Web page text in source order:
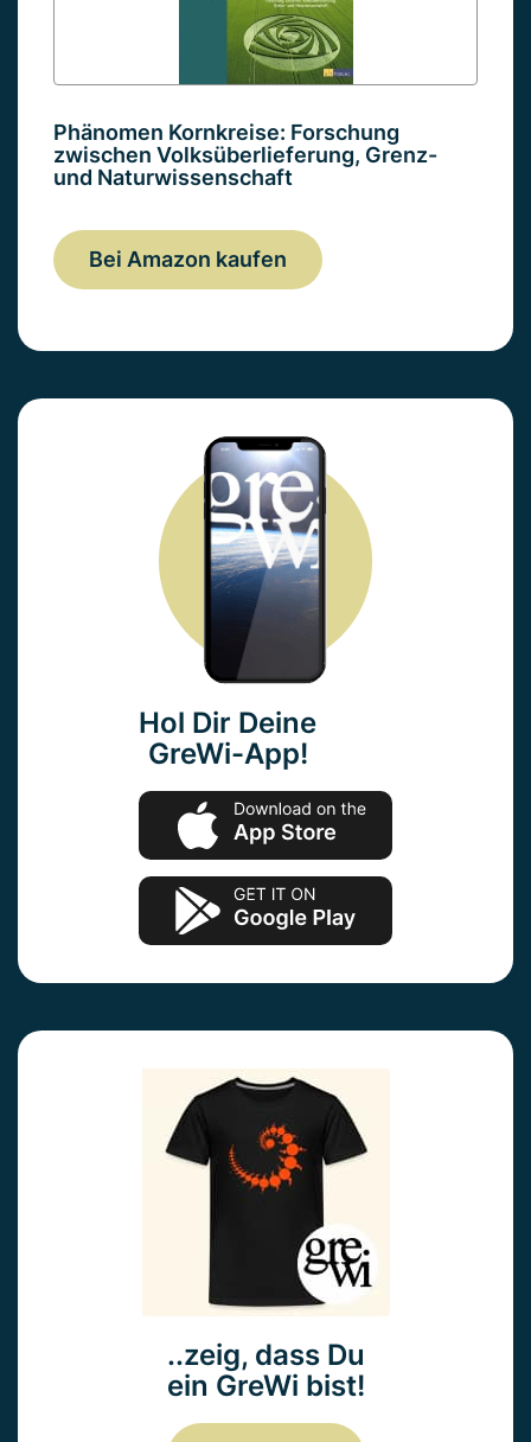
Phänomen Kornkreise: Forschung
zwischen Volksüberlieferung, Grenz-
und Naturwissenschaft
Bei Amazon kaufen
Hol Dir Deine
GreWi-App!
..zeig, dass Du
ein GreWi bist!